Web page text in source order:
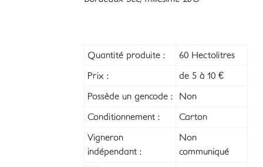
Quantité produite : 60 Hectolitres
Prix : de 5 à 10 €
Possède un gencode : Non
Conditionnement : Carton
Vigneron
indépendant :
Non
communiqué